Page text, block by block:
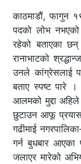
काठमाडौं, फागुन
पदको लोभ
रहेको बताएका
रानाभाटको
उनले कांग्रेसलाई
बताए स्पष्ट पारे
आलमको मुद्दा अहिले
छुटाउन आफू
गढीमाई
गर्न बुधबार आएका
जलाएर मारेको